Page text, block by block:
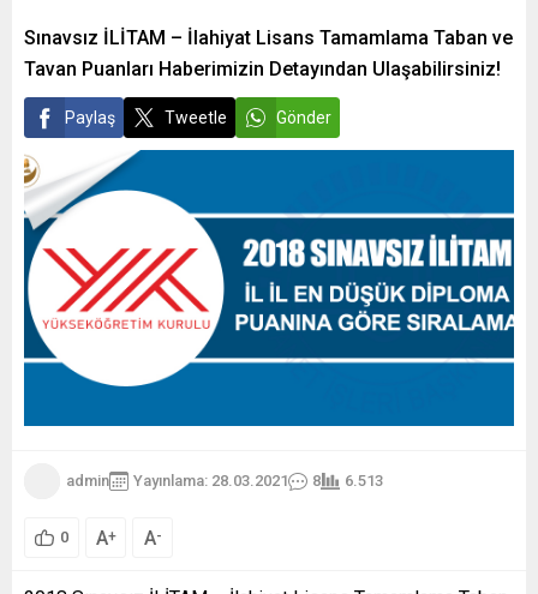
Sınavsız İLİTAM – İlahiyat Lisans Tamamlama Taban ve
Tavan Puanları Haberimizin Detayından Ulaşabilirsiniz!
Paylaş Tweetle Gönder
admin Yayınlama: 28.03.2021 8 6.513
0 A+ A-